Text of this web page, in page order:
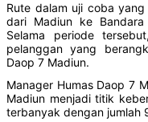
Rute dalam uji coba
dari Madiun ke
Selama periode
pelanggan yang
Daop 7 Madiun.
Manager Humas Daop 7
Madiun menjadi titik
terbanyak dengan jumlah